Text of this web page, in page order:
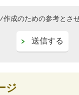
作成のための参考とさ
ジ